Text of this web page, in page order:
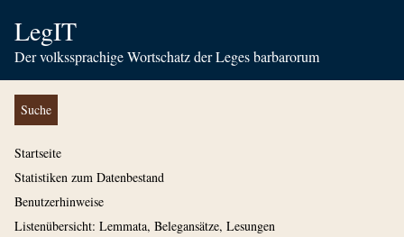
LegIT
Der volkssprachige Wortschatz der Leges barbarorum
Suche
Startseite
Statistiken zum Datenbestand
Benutzerhinweise
Listenübersicht: Lemmata, Belegansätze, Lesungen